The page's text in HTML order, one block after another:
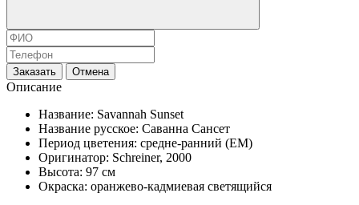
Заказать Отмена
Описание
Название: Savannah Sunset
Название русское: Саванна Сансет
Период цветения: средне-ранний (EM)
Оригинатор: Schreiner, 2000
Высота: 97 см
Окраска: оранжево-кадмиевая светящийся